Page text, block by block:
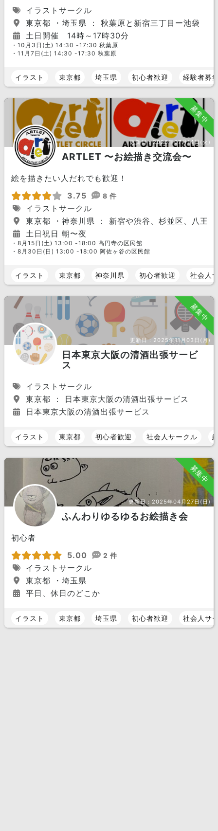
イラストサークル
東京都 ・埼玉県 ： 秋葉原と新宿三丁目ー池袋
土日開催 14時～17時30分
・10月3日(土) 14:30 -17:30 秋葉原
・11月7日(土) 14:30 -17:30 秋葉原
イラスト 東京都 埼玉県 初心者歓迎 経験者募
募集中
更新日：2026年07月14日(火)
ARTLET 〜お絵描き交流会〜
絵を描きたい人だれでも歓迎！
3.75
8 件
イラストサークル
東京都 ・神奈川県 ： 新宿や渋谷、杉並区、八王
土日祝日 朝〜夜
・8月15日(土) 13:00 -18:00 高円寺の区民館
・8月30日(日) 13:00 -18:00 阿佐ヶ谷の区民館
イラスト 東京都 神奈川県 初心者歓迎 社会人
募集中
更新日： 2025年11月03日(月)
日本東京大阪の清酒出張サービ
ス
イラストサークル
東京都 ： 日本東京大阪の清酒出張サービス
日本東京大阪の清酒出張サービス
イラスト 東京都 初心者歓迎 社会人サークル
募集中
更新日： 2025年04月27日(日)
ふんわりゆるゆるお絵描き会
初心者
5.00
2 件
イラストサークル
東京都 ・埼玉県
平日、休日のどこか
イラスト 東京都 埼玉県 初心者歓迎 社会人サ